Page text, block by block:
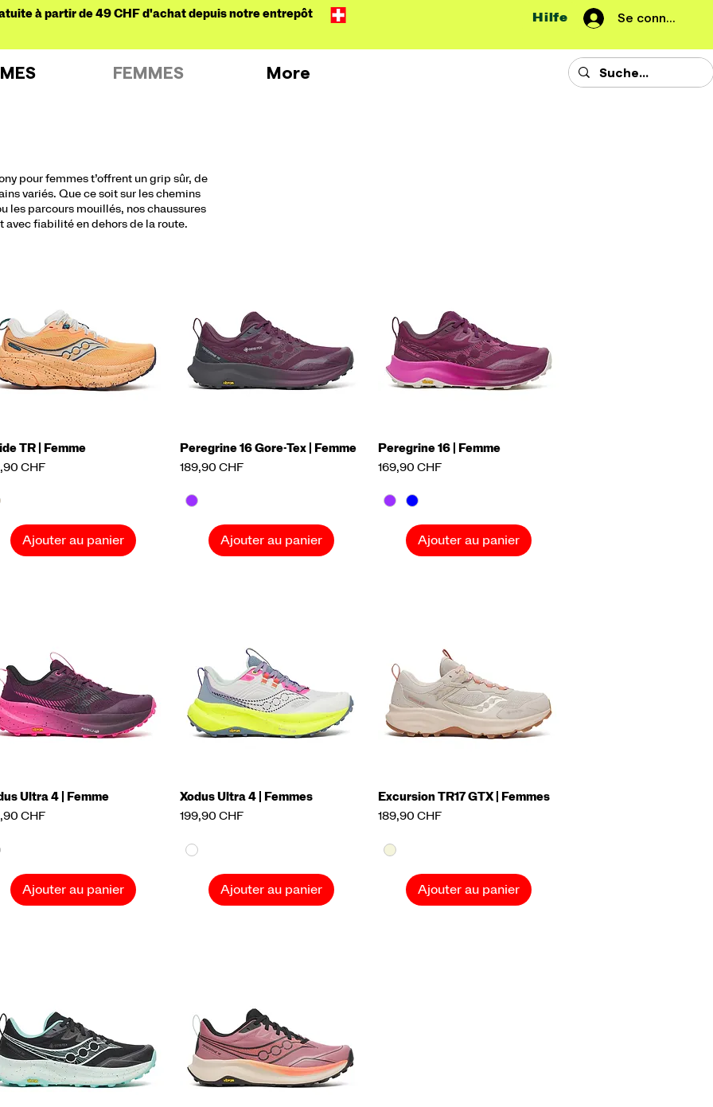
à partir de 49 CHF d'achat depuis notre entrepôt
Hilfe Se connecter
FEMMES More
pour femmes t’offrent un grip sûr, de
variés. Que ce soit sur les chemins
les parcours mouillés, nos chaussures
avec fiabilité en dehors de la route.
Aperçu rapide
TR | Femme
CHF
Ajouter au panier
Aperçu rapide
Peregrine 16 Gore-Tex | Femme
Prix
189,90 CHF
Ajouter au panier
Aperçu rapide
Peregrine 16 | Femme
Prix
169,90 CHF
Ajouter au panier
Aperçu rapide
Ultra 4 | Femme
CHF
Ajouter au panier
Aperçu rapide
Xodus Ultra 4 | Femmes
Prix
199,90 CHF
Ajouter au panier
Aperçu rapide
Excursion TR17 GTX | Femmes
Prix
189,90 CHF
Ajouter au panier